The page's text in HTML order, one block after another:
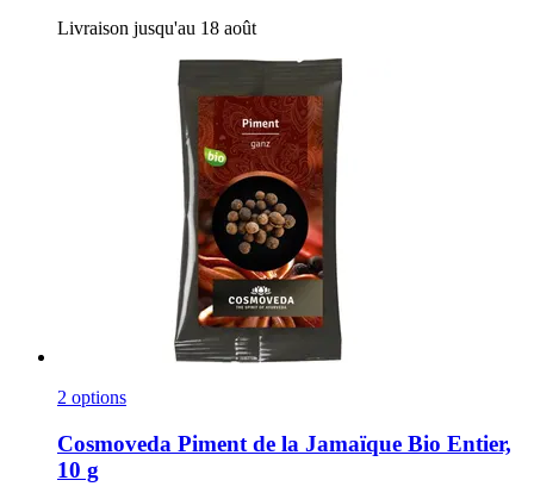
Livraison jusqu'au 18 août
2 options
Cosmoveda Piment de la Jamaïque Bio Entier,
10 g